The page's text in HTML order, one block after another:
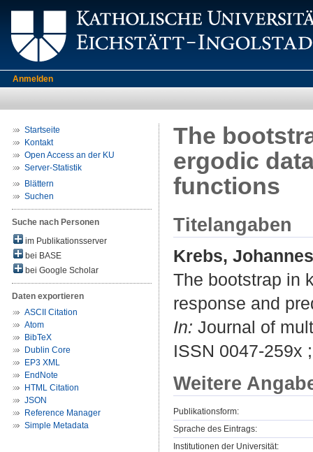
Anmelden
Startseite
Kontakt
Open Access an der KU
Server-Statistik
Blättern
Suchen
Suche nach Personen
im Publikationsserver
bei BASE
bei Google Scholar
Daten exportieren
ASCII Citation
Atom
BibTeX
Dublin Core
EP3 XML
EndNote
HTML Citation
JSON
Reference Manager
Simple Metadata
The
ergodic
functions
Titelangaben
Krebs, Johannes
The bootstrap in
response and
In: Journal of
ISSN 0047-259x
Weitere
Publikationsform:
Sprache des Eintrags:
Institutionen der Universität: